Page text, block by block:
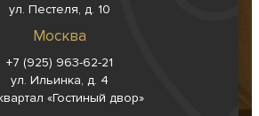
ул. Пестеля, д. 10
Москва
+7 (925) 963-62-21
ул. Ильинка, д. 4
«Гостиный двор»